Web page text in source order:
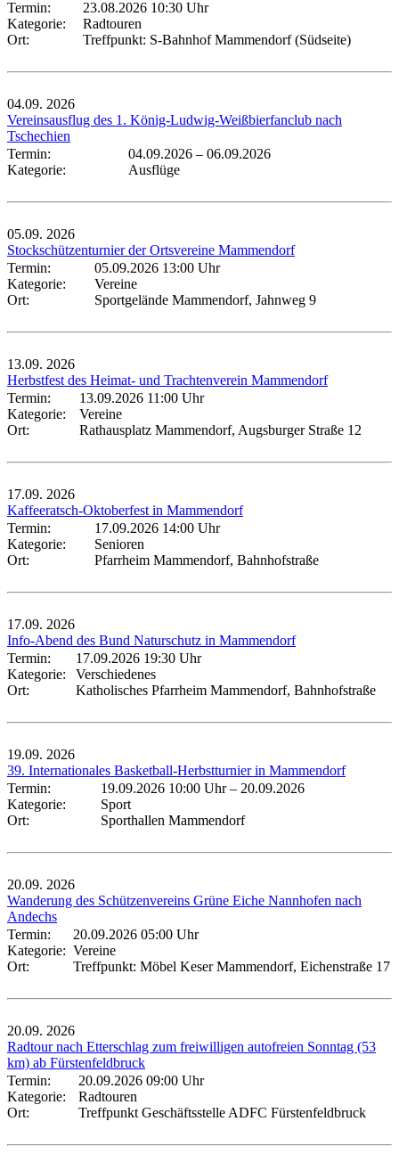
Termin:
23.08.2026 10:30 Uhr
Kategorie:
Radtouren
Ort:
Treffpunkt: S-Bahnhof Mammendorf (Südseite)
04.09. 2026
Vereinsausflug des 1. König-Ludwig-Weißbierfanclub nach
Tschechien
Termin:
04.09.2026 – 06.09.2026
Kategorie:
Ausflüge
05.09. 2026
Stockschützenturnier der Ortsvereine Mammendorf
Termin:
05.09.2026 13:00 Uhr
Kategorie:
Vereine
Ort:
Sportgelände Mammendorf, Jahnweg 9
13.09. 2026
Herbstfest des Heimat- und Trachtenverein Mammendorf
Termin:
13.09.2026 11:00 Uhr
Kategorie:
Vereine
Ort:
Rathausplatz Mammendorf, Augsburger Straße 12
17.09. 2026
Kaffeeratsch-Oktoberfest in Mammendorf
Termin:
17.09.2026 14:00 Uhr
Kategorie:
Senioren
Ort:
Pfarrheim Mammendorf, Bahnhofstraße
17.09. 2026
Info-Abend des Bund Naturschutz in Mammendorf
Termin:
17.09.2026 19:30 Uhr
Kategorie:
Verschiedenes
Ort:
Katholisches Pfarrheim Mammendorf, Bahnhofstraße
19.09. 2026
39. Internationales Basketball-Herbstturnier in Mammendorf
Termin:
19.09.2026 10:00 Uhr– 20.09.2026
Kategorie:
Sport
Ort:
Sporthallen Mammendorf
20.09. 2026
Wanderung des Schützenvereins Grüne Eiche Nannhofen nach
Andechs
Termin:
20.09.2026 05:00 Uhr
Kategorie: Vereine
Ort:
Treffpunkt: Möbel Keser Mammendorf, Eichenstraße 17
20.09. 2026
Radtour nach Etterschlag zum freiwilligen autofreien Sonntag (53
km) ab Fürstenfeldbruck
Termin:
20.09.2026 09:00 Uhr
Kategorie:
Radtouren
Ort:
Treffpunkt Geschäftsstelle ADFC Fürstenfeldbruck